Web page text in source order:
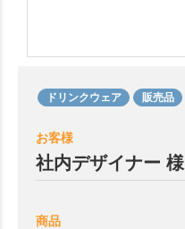
ドリンクウェア 販売品
お客様
社内デザイナー 様
商品